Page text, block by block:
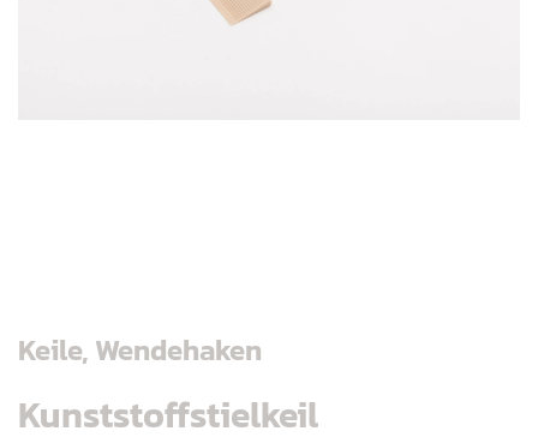
Keile, Wendehaken
Kunststoffstielkeil